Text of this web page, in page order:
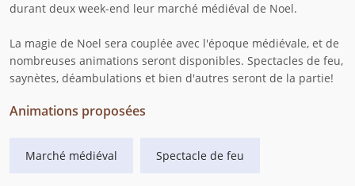
durant deux week-end leur marché médiéval de Noel.
La magie de Noel sera couplée avec l'époque médiévale, et de
nombreuses animations seront disponibles. Spectacles de feu,
saynètes, déambulations et bien d'autres seront de la partie!
Animations proposées
Marché médiéval Spectacle de feu